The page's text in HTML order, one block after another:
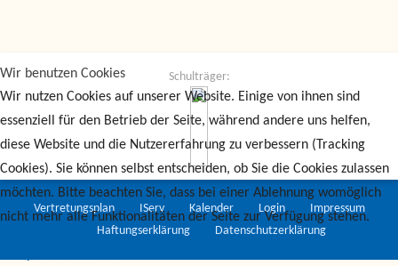
Schulträger:
Vertretungsplan IServ Kalender Login
Impressum
Haftungserklärung
Datenschutzerklärung
Wir benutzen Cookies
Wir nutzen Cookies auf unserer Website. Einige von ihnen sind
essenziell für den Betrieb der Seite, während andere uns helfen,
diese Website und die Nutzererfahrung zu verbessern (Tracking
Cookies). Sie können selbst entscheiden, ob Sie die Cookies zulassen
möchten. Bitte beachten Sie, dass bei einer Ablehnung womöglich
nicht mehr alle Funktionalitäten der Seite zur Verfügung stehen.